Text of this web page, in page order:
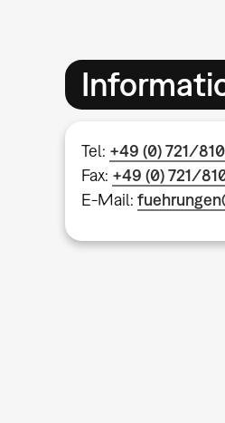
Tel: +49 (0) 721/
Fax: +49 (0) 721/
E-Mail: